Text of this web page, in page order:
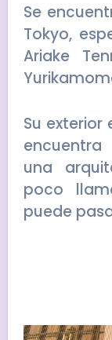
Se
Tokyo,
Ariake
Su exterior
una
poco
puede